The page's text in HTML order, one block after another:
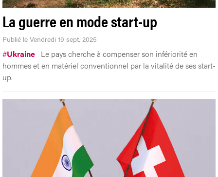
La guerre en mode start-up
Publié le Vendredi 19 sept. 2025
#Ukraine Le pays cherche à compenser son infériorité en
hommes et en matériel conventionnel par la vitalité de ses start-
up.